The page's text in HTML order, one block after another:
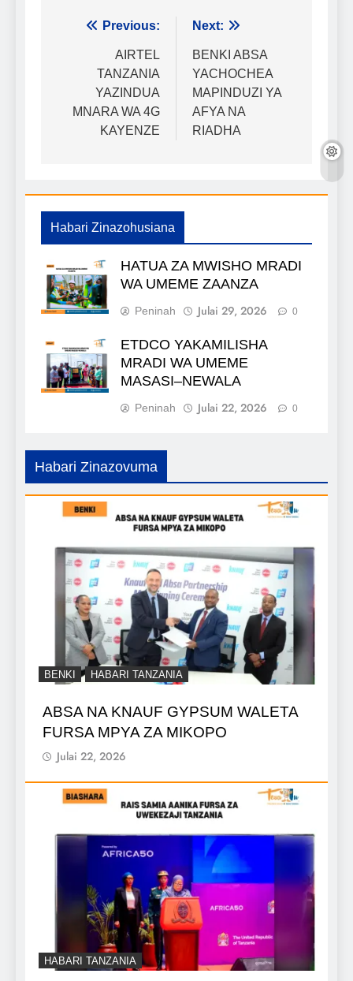
Urambazaji
chapisho
Previous:
AIRTEL
TANZANIA
YAZINDUA
MNARA WA 4G
KAYENZE
Next:
BENKI ABSA
YACHOCHEA
MAPINDUZI YA
AFYA NA
RIADHA
Habari Zinazohusiana
HATUA ZA MWISHO MRADI
WA UMEME ZAANZA
Peninah Julai 29, 2026 0
ETDCO YAKAMILISHA
MRADI WA UMEME
MASASI–NEWALA
Peninah Julai 22, 2026 0
Habari Zinazovuma
BENKI HABARI TANZANIA
ABSA NA KNAUF GYPSUM WALETA
FURSA MPYA ZA MIKOPO
Julai 22, 2026
HABARI TANZANIA